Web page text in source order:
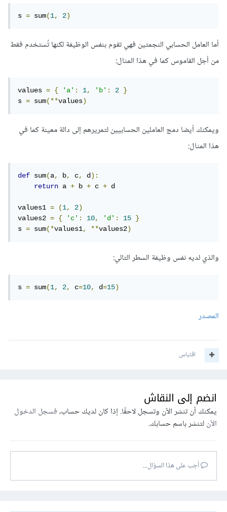
s = sum(1, 2)
أما العامل الحسابي النجمتين فهي تقوم بنفس الوظيفة لكنها تُستخدم فقط
من أجل القاموس كما في هذا المثال:
values = { 'a': 1, 'b': 2
}
s = sum(**values)
ويمكنك أيضا دمج العاملين الحسابيين لتمريرهم إلى دالة معينة كما في
هذا المثال:
def sum(a, b, c, d):
return a + b + c + d
values1 = (1, 2)
values2 = { 'c': 10, 'd': 15
}
s = sum(*values1, **values2)
والذي لديه نفس وظيفة السطر التالي:
s = sum(1, 2, c=10, d=15)
المصدر
اقتباس
انضم إلى النقاش
يمكنك أن تنشر الآن وتسجل لاحقًا. إذا كان لديك حساب،فسجل الدخول
الآنلتنشر باسم حسابك.
أجب على هذا السؤال...